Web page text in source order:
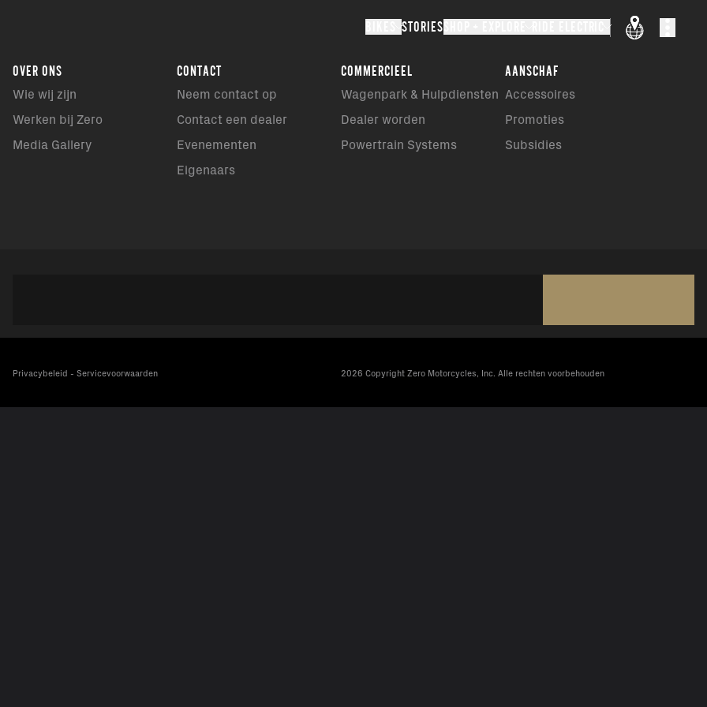
STORIES
OVER ONS
Wie wij zijn
Werken bij Zero
Media Gallery
CONTACT
Neem contact op
Contact een dealer
Evenementen
Eigenaars
COMMERCIEEL
Wagenpark & Hulpdiensten
Dealer worden
Powertrain Systems
AANSCHAF
Accessoires
Promoties
Subsidies
Privacybeleid - Servicevoorwaarden 2026 Copyright Zero Motorcycles, Inc. Alle rechten voorbehouden